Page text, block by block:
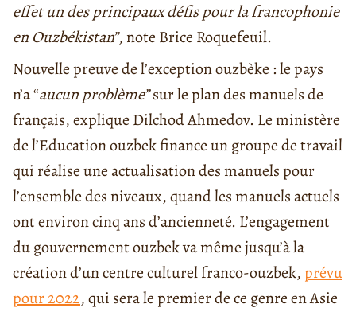
effet un des principaux défis pour la francophonie
en Ouzbékistan”, note Brice Roquefeuil.
Nouvelle preuve de l’exception ouzbèke : le pays
n’a “aucun problème”sur le plan des manuels de
français, explique Dilchod Ahmedov. Le ministère
de l’Education ouzbek finance un groupe de travail
qui réalise une actualisation des manuels pour
l’ensemble des niveaux, quand les manuels actuels
ont environ cinq ans d’ancienneté. L’engagement
du gouvernement ouzbek va même jusqu’à la
création d’un centre culturel franco-ouzbek,prévu
pour 2022, qui sera le premier de ce genre en Asie